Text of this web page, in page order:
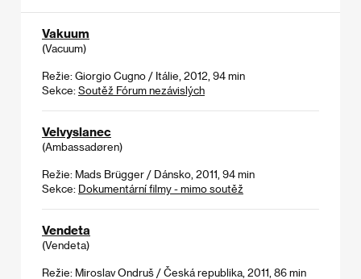
Vakuum
(Vacuum)
Režie: Giorgio Cugno / Itálie, 2012, 94 min
Sekce: Soutěž Fórum nezávislých
Velvyslanec
(Ambassadøren)
Režie: Mads Brügger / Dánsko, 2011, 94 min
Sekce: Dokumentární filmy - mimo soutěž
Vendeta
(Vendeta)
Režie: Miroslav Ondruš / Česká republika, 2011, 86 min